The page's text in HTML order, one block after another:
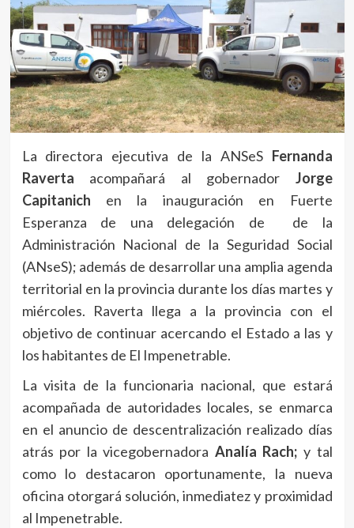
La directora ejecutiva de la ANSeS Fernanda
Raverta acompañará al gobernador Jorge
Capitanich en la inauguración en Fuerte
Esperanza de una delegación de de la
Administración Nacional de la Seguridad Social
(ANseS); además de desarrollar una amplia agenda
territorial en la provincia durante los días martes y
miércoles. Raverta llega a la provincia con el
objetivo de continuar acercando el Estado a las y
los habitantes de El Impenetrable.
La visita de la funcionaria nacional, que estará
acompañada de autoridades locales, se enmarca
en el anuncio de descentralización realizado días
atrás por la vicegobernadora Analía Rach; y tal
como lo destacaron oportunamente, la nueva
oficina otorgará solución, inmediatez y proximidad
al Impenetrable.